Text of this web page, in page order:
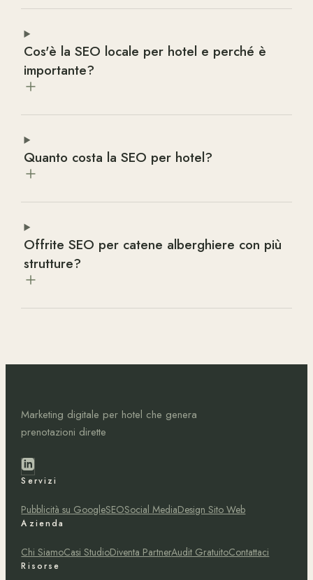
Cos'è la SEO locale per hotel e perché è
importante?
Quanto costa la SEO per hotel?
Offrite SEO per catene alberghiere con più
strutture?
Marketing digitale per hotel che genera
prenotazioni dirette
Servizi
Pubblicità su GoogleSEOSocial MediaDesign Sito Web
Azienda
Chi SiamoCasi StudioDiventa PartnerAudit GratuitoContattaci
Risorse